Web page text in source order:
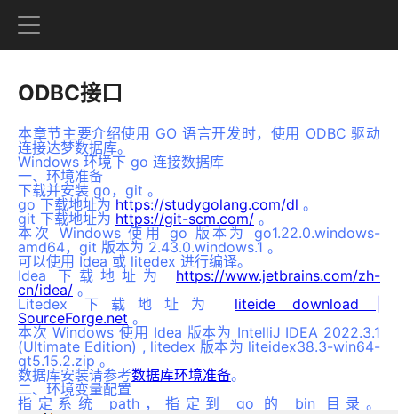
ODBC接口
本章节主要介绍使用 GO 语言开发时，使用 ODBC 驱动
连接达梦数据库。
Windows 环境下 go 连接数据库
一、环境准备
下载并安装 go，git 。
go 下载地址为 https://studygolang.com/dl 。
git 下载地址为 https://git-scm.com/ 。
本次 Windows 使用 go 版本为 go1.22.0.windows-
amd64，git 版本为 2.43.0.windows.1 。
可以使用 Idea 或 litedex 进行编译。
Idea 下载地址为 https://www.jetbrains.com/zh-
cn/idea/ 。
Litedex 下载地址为 liteide download |
SourceForge.net 。
本次 Windows 使用 Idea 版本为 IntelliJ IDEA 2022.3.1
(Ultimate Edition) , litedex 版本为 liteidex38.3-win64-
qt5.15.2.zip 。
数据库安装请参考数据库环境准备。
二、环境变量配置
指定系统 path，指定到 go 的 bin 目录。